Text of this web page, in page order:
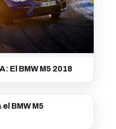
El BMW M5 2018
BMW M5